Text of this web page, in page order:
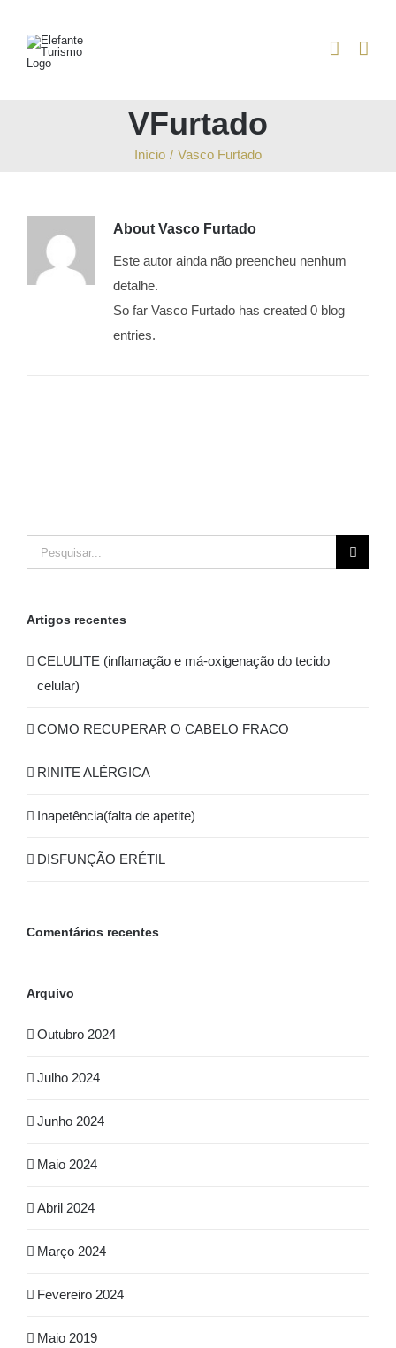
content
VFurtado
Início / Vasco Furtado
About Vasco Furtado
Este autor ainda não preencheu nenhum
detalhe.
So far Vasco Furtado has created 0 blog
entries.
Pesquisar
Artigos recentes
CELULITE (inflamação e má-oxigenação do tecido
celular)
COMO RECUPERAR O CABELO FRACO
RINITE ALÉRGICA
Inapetência(falta de apetite)
DISFUNÇÃO ERÉTIL
Comentários recentes
Arquivo
Outubro 2024
Julho 2024
Junho 2024
Maio 2024
Abril 2024
Março 2024
Fevereiro 2024
Maio 2019